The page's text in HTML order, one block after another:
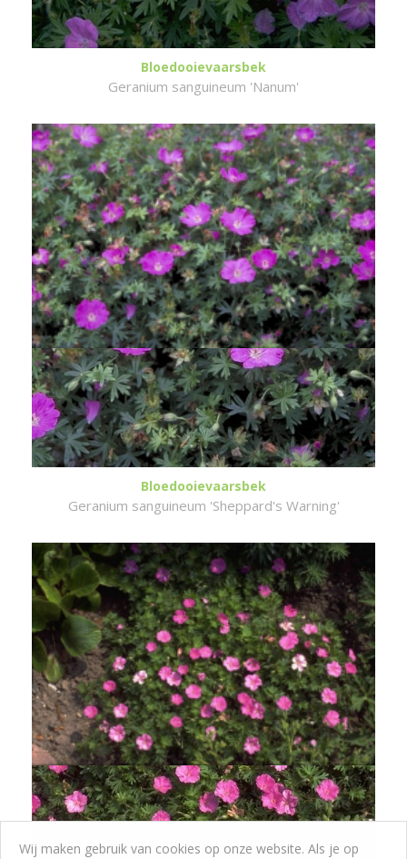
Bloedooievaarsbek
Geranium sanguineum 'Nanum'
Bloedooievaarsbek
Geranium sanguineum 'Sheppard's Warning'
Wij maken gebruik van cookies op onze website. Als je op